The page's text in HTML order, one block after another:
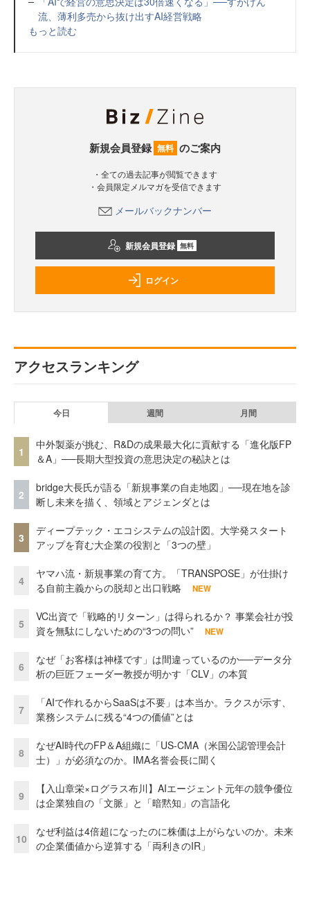
流、薄利多売から抜け出すAI経営戦略
もっと読む
新規会員登録 無料 のご案内
・全ての過去記事が閲覧できます
・会員限定メルマガを受信できます
メールバックナンバー
新規会員登録 無料
ログイン
アクセスランキング
今日 週間 月間
1
中外製薬が挑む、R&Dの成果最大化に貢献する「進化版FP
＆A」──長期大型投資の意思決定の秘訣とは
2
bridge大長氏が語る「新規事業の自走地図」──現在地を診
断し未来を描く、領域とアジェンダとは
3
ディープテック・エコシステムの設計図。大学発スタート
アップを育む大企業の役割と「3つの壁」
4
ヤマハ流・新規事業の育て方。「TRANSPOSE」が仕掛け
る自前主義からの脱却と出口戦略
NEW
5
VC出資で「戦略的リターン」は得られるか？ 事業会社が投
資を無駄にしないための“3つの問い”
NEW
6
なぜ「お客様は神様です」は間違っているのか──データ分
析の巨匠フェーダー教授が明かす「CLV」の本質
7
「AIで作れるからSaaSは不要」は本当か。ラクスが示す、
業務システムに残る“4つの価値”とは
8
なぜAI時代のFP＆A組織に「US-CMA（米国公認管理会計
士）」が必須なのか。IMA名誉会長に聞く
9
【入山章栄×ログラス布川】AIエージェント元年の競争優位
は企業独自の「文脈」と「暗黙知」の言語化
10
なぜ利益は4倍超になったのに株価は上がらないのか。未来
の企業価値から逆算する「両利きのIR」